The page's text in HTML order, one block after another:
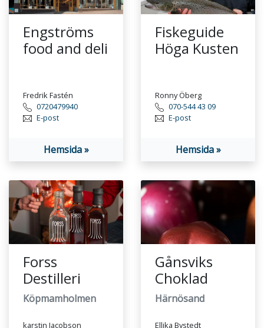
Engströms
food and deli
Fredrik Fastén
0720479940
E-post
Hemsida »
Fiskeguide
Höga Kusten
Ronny Öberg
070-544 43 09
E-post
Hemsida »
Forss
Destilleri
Köpmamholmen
karstin Jacobson
Gånsviks
Choklad
Härnösand
Ellika Bystedt